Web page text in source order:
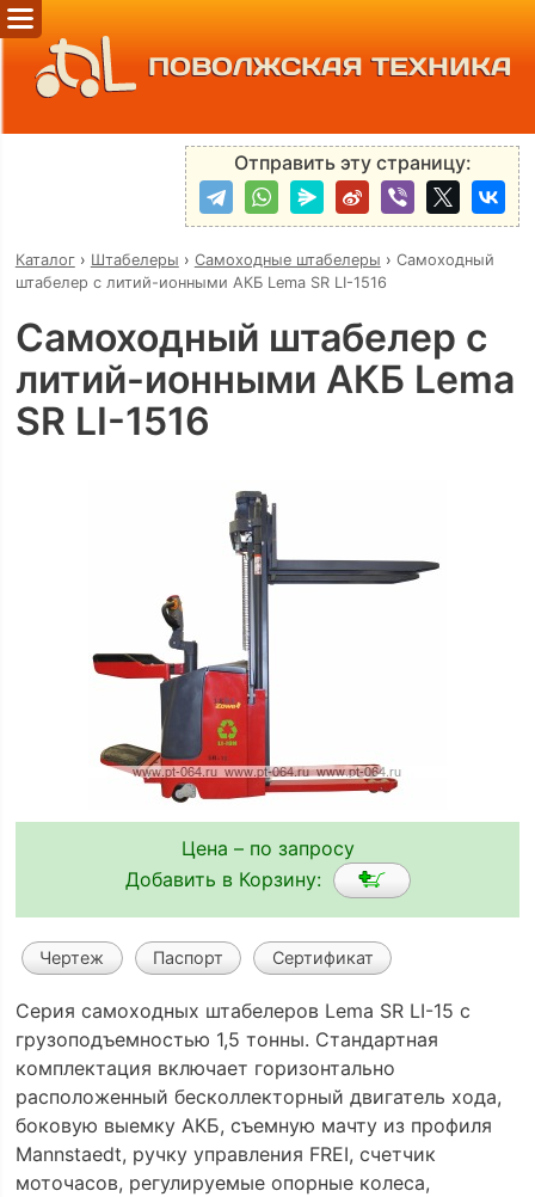
ПОВОЛЖСКАЯ ТЕХНИКА
Отправить эту страницу:
Каталог› Штабелеры › Самоходные штабелеры › Самоходный
штабелер с литий-ионными АКБ Lema SR LI-1516
Самоходный штабелер с
литий-ионными АКБ Lema
SR LI-1516
Цена – по запросу
Добавить в Корзину:
Чертеж Паспорт Сертификат
Серия самоходных штабелеров Lema SR LI-15 с
грузоподъемностью 1,5 тонны. Стандартная
комплектация включает горизонтально
расположенный бесколлекторный двигатель хода,
боковую выемку АКБ, съемную мачту из профиля
Mannstaedt, ручку управления FREI, счетчик
моточасов, регулируемые опорные колеса,